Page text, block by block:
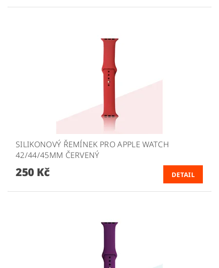
SILIKONOVÝ ŘEMÍNEK PRO APPLE WATCH
42/44/45MM ČERVENÝ
250 Kč DETAIL